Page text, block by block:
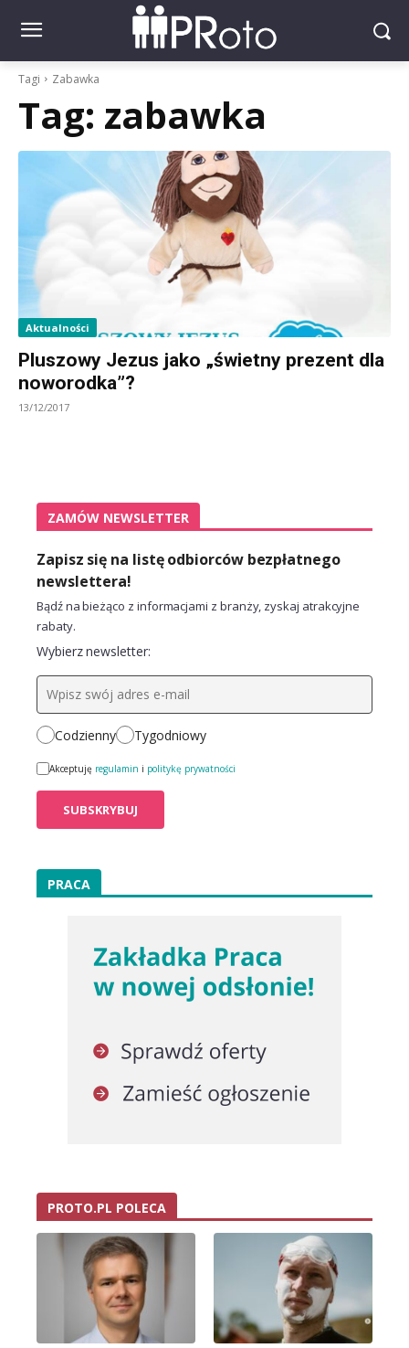
Tagi Zabawka
Tag: zabawka
Aktualności
Pluszowy Jezus jako „świetny prezent dla
noworodka”?
13/12/2017
ZAMÓW NEWSLETTER
Zapisz się na listę odbiorców bezpłatnego
newslettera!
Bądź na bieżąco z informacjami z branży, zyskaj atrakcyjne
rabaty.
Wybierz newsletter:
Codzienny Tygodniowy
Akceptuję regulamin i politykę prywatności
PRACA
PROTO.PL POLECA